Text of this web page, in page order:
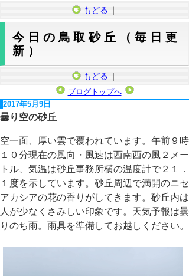
もどる ｜
今日の鳥取砂丘（毎日更
新）
もどる ｜
ブログトップへ
2017年5月9日
曇り空の砂丘
空一面、厚い雲で覆われています。午前９時
１０分現在の風向・風速は西南西の風２メー
トル、気温は砂丘事務所横の温度計で２１．
１度を示しています。砂丘周辺で満開のニセ
アカシアの花の香りがしてきます。砂丘内は
人が少なくさみしい印象です。天気予報は曇
りのち雨。雨具を準備してお越しください。